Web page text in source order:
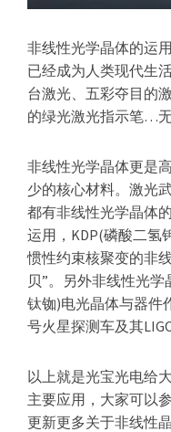
非线性光学晶体的运
已经成为人类现代生
台激光、五彩夺目的
的绿光激光指示笔…无
非线性光学晶体更是
少的核心材料。激光
都有非线性光学晶体
运用，KDP(磷酸二氢
惯性约束核聚变的非
贝”。另外非线性光
钛铷)电光晶体与器件
号火星探测车及其
以上就是光宝光电给
主要应用，大家可以
更新更多关于非线性